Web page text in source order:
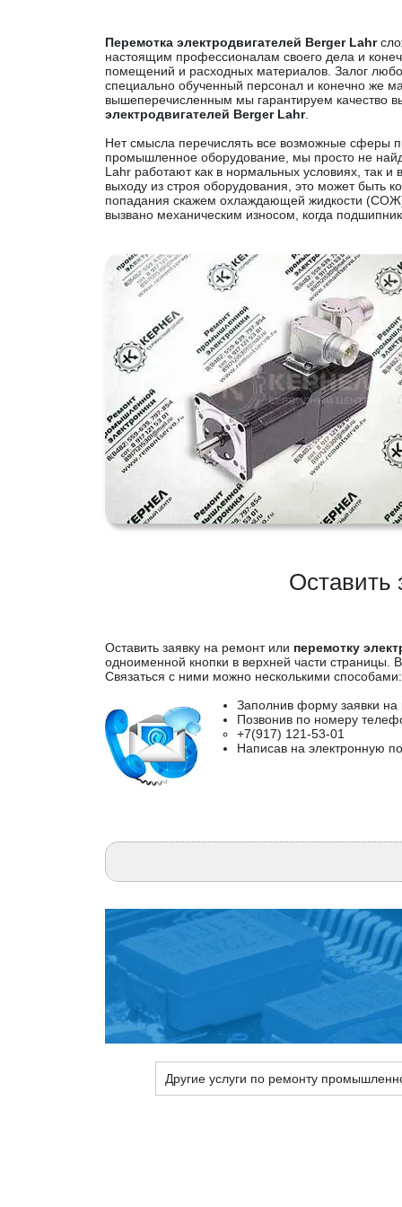
Перемотка электродвигателей Berger Lahr
настоящим профессионалам своего дела и
помещений и расходных материалов. Залог
специально обученный персонал и конечно же
вышеперечисленным мы гарантируем качество
электродвигателей Berger Lahr.
Нет смысла перечислять все возможные сферы
промышленное оборудование, мы просто не
Lahr работают как в нормальных условиях, так и
выходу из строя оборудования, это может быть
попадания скажем охлаждающей жидкости
вызвано механическим износом, когда
Оставить
Оставить заявку на ремонт или перемотку
одноименной кнопки в верхней части страницы.
Связаться с ними можно несколькими способами:
Заполнив форму заявки на
Позвонив по номеру
+7(917) 121-53-01
Написав на электронную
Другие услуги по ремонту